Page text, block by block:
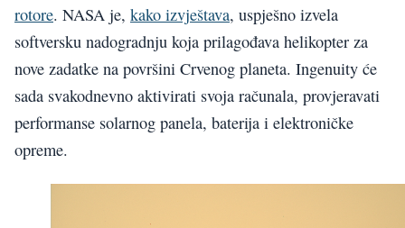
rotore. NASA je, kako izvještava, uspješno izvela
softversku nadogradnju koja prilagođava helikopter za
nove zadatke na površini Crvenog planeta. Ingenuity će
sada svakodnevno aktivirati svoja računala, provjeravati
performanse solarnog panela, baterija i elektroničke
opreme.